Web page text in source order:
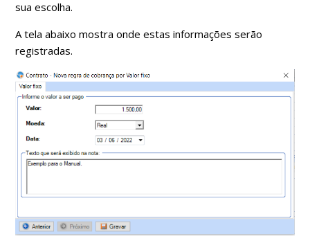
sua escolha.
A tela abaixo mostra onde estas informações serão
registradas.